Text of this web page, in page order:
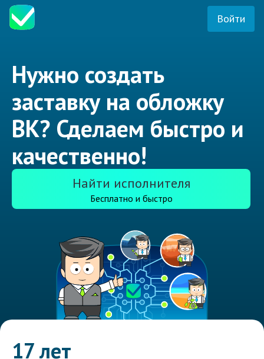
Войти
Нужно создать
заставку на обложку
ВК? Сделаем быстро и
качественно!
Найти исполнителя
Бесплатно и быстро
17 лет